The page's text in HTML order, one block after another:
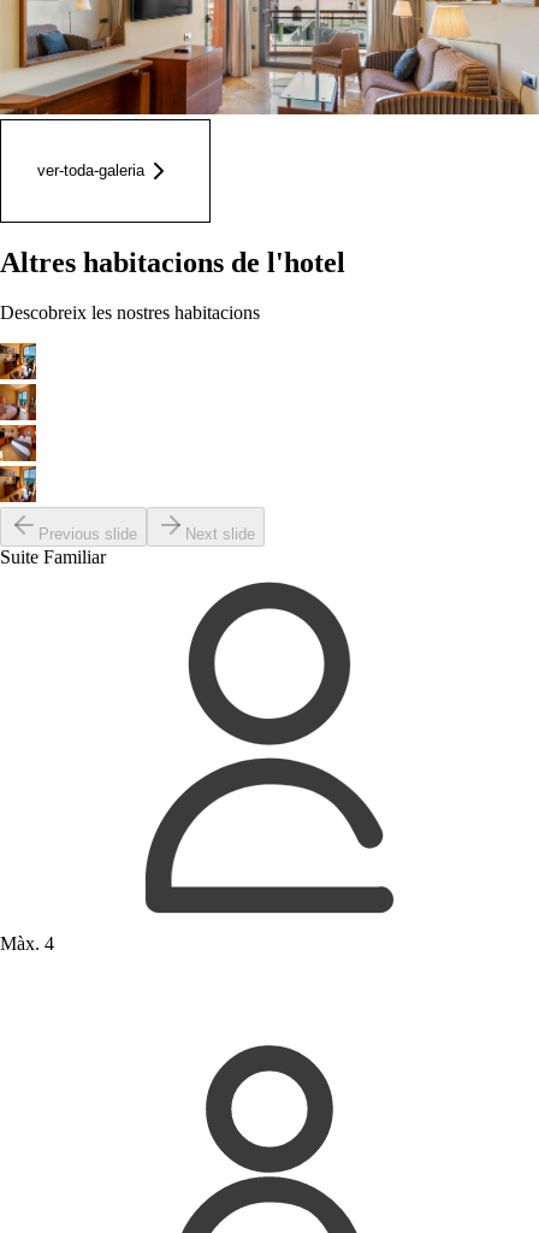
ver-toda-galeria
Altres habitacions de l'hotel
Descobreix les nostres habitacions
Previous slide Next slide
Suite Familiar
Màx. 4